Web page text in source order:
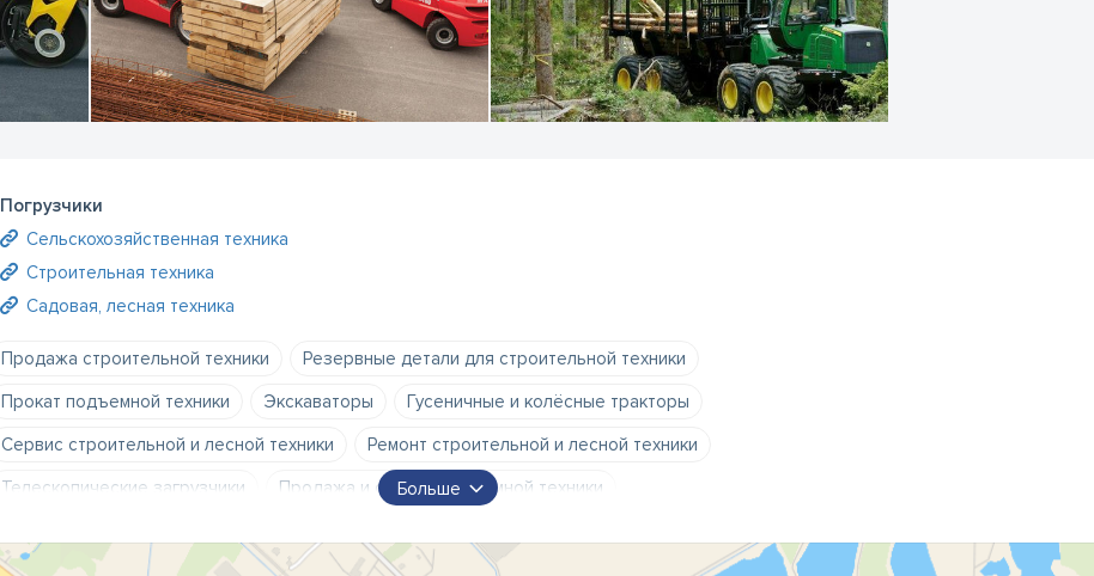
Погрузчики
Сельскохозяйственная техника
Строительная техника
Садовая, лесная техника
Продажа строительной техники
Резервные детали для строительной техники
Прокат подъемной техники
Экскаваторы
Гусеничные и колёсные тракторы
Сервис строительной и лесной техники
Ремонт строительной и лесной техники
Телескопические загрузчики
Продажа и сервис подъемной техники
Больше